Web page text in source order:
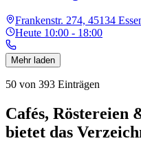
Frankenstr. 274, 45134
Heute 10:00 - 18:00
Mehr laden
50 von 393 Einträgen
Cafés, Röstereien
bietet das